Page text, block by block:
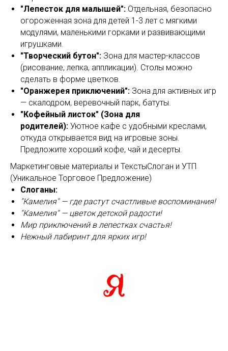
"Лепесток для малышей": Отдельная, безопасно
огороженная зона для детей 1-3 лет с мягкими
модулями, маленькими горками и развивающими
игрушками.
"Творческий бутон": Зона для мастер-классов
(рисование, лепка, аппликации). Столы можно
сделать в форме цветков.
"Оранжерея приключений": Зона для активных игр
— скалодром, веревочный парк, батуты.
"Кофейный листок" (Зона для
родителей): Уютное кафе с удобными креслами,
откуда открывается вид на игровые зоны.
Предложите хороший кофе, чай и десерты.
Маркетинговые материалы и ТекстыСлоган и УТП
(Уникальное Торговое Предложение)
Слоганы:
"Камелия" — где растут счастливые воспоминания!
"Камелия" — цветок детской радости!
Мир приключений в лепестках счастья!
Нежный лабиринт для ярких игр!